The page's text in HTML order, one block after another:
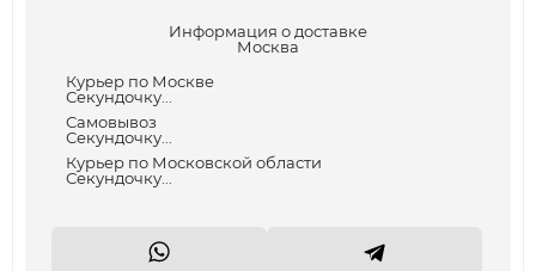
Информация о доставке
Москва
Курьер по Москве
Секундочку...
Самовывоз
Секундочку...
Курьер по Московской области
Секундочку...